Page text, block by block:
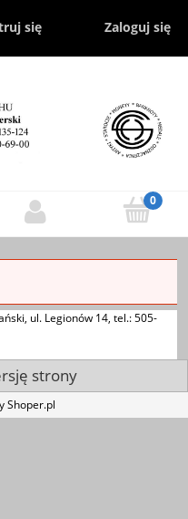
się Zaloguj się
ul. Legionów 14, tel.: 505-
strony
Shoper.pl